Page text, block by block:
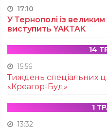
17:10
У Тернополі із
виступить YAKTAK
14
15:56
Тиждень спеціальних
«Креатор-Буд»
1
13:32